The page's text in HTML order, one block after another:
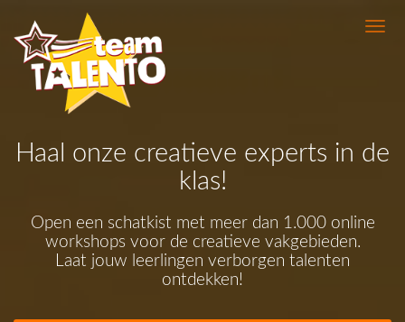
Haal onze creatieve experts in de
klas!
Open een schatkist met meer dan 1.000 online
workshops voor de creatieve vakgebieden.
Laat jouw leerlingen verborgen talenten
ontdekken!